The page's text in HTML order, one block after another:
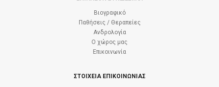
Βιογραφικό
Παθήσεις / Θεραπείες
Ανδρολογία
Ο χώρος μας
Επικοινωνία
ΣΤΟΙΧΕΙΑ ΕΠΙΚΟΙΝΩΝΙΑΣ